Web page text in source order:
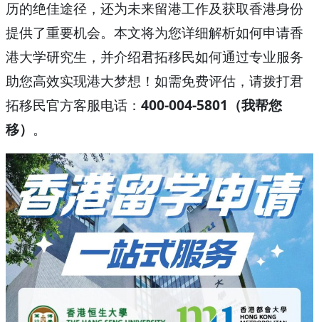
历的绝佳途径，还为未来留港工作及获取香港身份
提供了重要机会。本文将为您详细解析如何申请香
港大学研究生，并介绍君拓移民如何通过专业服务
助您高效实现港大梦想！如需免费评估，请拨打君
拓移民官方客服电话： 400-004-5801（我帮您
移） 。